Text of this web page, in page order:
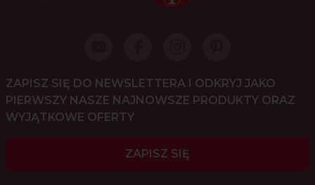
ZAPISZ SIĘ DO NEWSLETTERA I ODKRYJ JAKO
PIERWSZY NASZE NAJNOWSZE PRODUKTY ORAZ
WYJĄTKOWE OFERTY
ZAPISZ SIĘ